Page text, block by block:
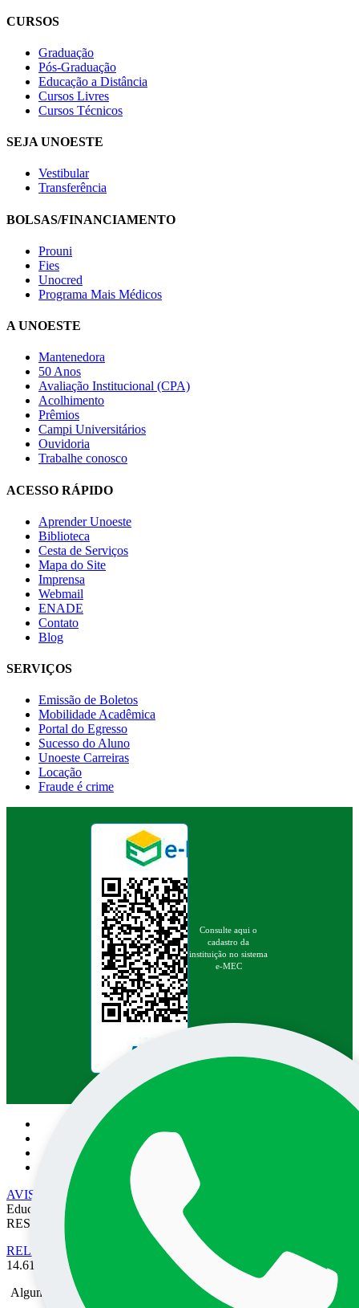
CURSOS
Graduação
Pós-Graduação
Educação a Distância
Cursos Livres
Cursos Técnicos
SEJA UNOESTE
Vestibular
Transferência
BOLSAS/FINANCIAMENTO
Prouni
Fies
Unocred
Programa Mais Médicos
A UNOESTE
Mantenedora
50 Anos
Avaliação Institucional (CPA)
Acolhimento
Prêmios
Campi Universitários
Ouvidoria
Trabalhe conosco
ACESSO RÁPIDO
Aprender Unoeste
Biblioteca
Cesta de Serviços
Mapa do Site
Imprensa
Webmail
ENADE
Contato
Blog
SERVIÇOS
Emissão de Boletos
Mobilidade Acadêmica
Portal do Egresso
Sucesso do Aluno
Unoeste Carreiras
Locação
Fraude é crime
Consulte aqui o
cadastro da
instituição no sistema
e-MEC
Pesquisa no site:
AVISO DE PRIVACIDADE
• EPEC - Empresa Prudentina de
Educação e Cultura SA/UNOESTE. TODOS OS DIREITOS
RESERVADOS
RELATÓRIO DE TRANSPARÊNCIA SALARIAL
- Lei nº
14.611 de 03 de Julho de 2023.
Alguma mensagem